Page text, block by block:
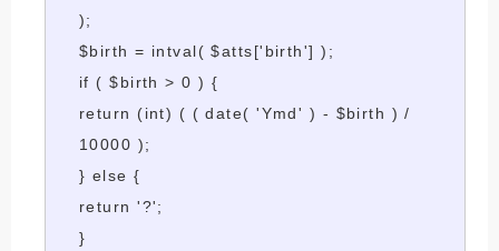
);
$birth = intval( $atts['birth'] );
if ( $birth > 0 ) {
return (int) ( ( date( 'Ymd' ) - $birth ) /
10000 );
} else {
return '?';
}